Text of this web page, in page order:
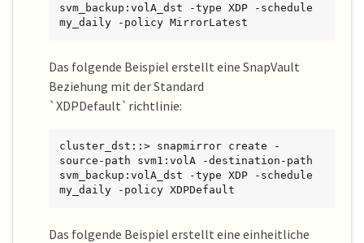
svm_backup:volA_dst -type XDP -schedule
my_daily -policy MirrorLatest
Das folgende Beispiel erstellt eine SnapVault
Beziehung mit der Standard
`XDPDefault`richtlinie:
cluster_dst::> snapmirror create -
source-path svm1:volA -destination-path
svm_backup:volA_dst -type XDP -schedule
my_daily -policy XDPDefault
Das folgende Beispiel erstellt eine einheitliche